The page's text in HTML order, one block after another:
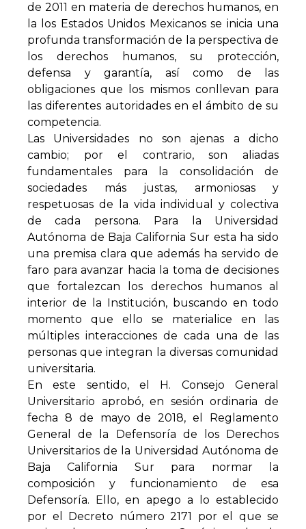
de 2011 en materia de derechos humanos, en
la los Estados Unidos Mexicanos se inicia una
profunda transformación de la perspectiva de
los derechos humanos, su protección,
defensa y garantía, así como de las
obligaciones que los mismos conllevan para
las diferentes autoridades en el ámbito de su
competencia.
Las Universidades no son ajenas a dicho
cambio; por el contrario, son aliadas
fundamentales para la consolidación de
sociedades más justas, armoniosas y
respetuosas de la vida individual y colectiva
de cada persona. Para la Universidad
Autónoma de Baja California Sur esta ha sido
una premisa clara que además ha servido de
faro para avanzar hacia la toma de decisiones
que fortalezcan los derechos humanos al
interior de la Institución, buscando en todo
momento que ello se materialice en las
múltiples interacciones de cada una de las
personas que integran la diversas comunidad
universitaria.
En este sentido, el H. Consejo General
Universitario aprobó, en sesión ordinaria de
fecha 8 de mayo de 2018, el Reglamento
General de la Defensoría de los Derechos
Universitarios de la Universidad Autónoma de
Baja California Sur para normar la
composición y funcionamiento de esa
Defensoría. Ello, en apego a lo establecido
por el Decreto número 2171 por el que se